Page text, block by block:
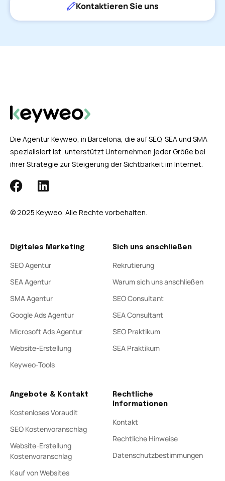
Kontaktieren Sie uns
Die Agentur Keyweo, in Barcelona, die auf SEO, SEA und SMA
spezialisiert ist, unterstützt Unternehmen jeder Größe bei
ihrer Strategie zur Steigerung der Sichtbarkeit im Internet.
© 2025 Keyweo. Alle Rechte vorbehalten.
Digitales Marketing
SEO Agentur
SEA Agentur
SMA Agentur
Google Ads Agentur
Microsoft Ads Agentur
Website-Erstellung
Keyweo-Tools
Sich uns anschließen
Rekrutierung
Warum sich uns anschließen
SEO Consultant
SEA Consultant
SEO Praktikum
SEA Praktikum
Angebote & Kontakt
Kostenloses Voraudit
SEO Kostenvoranschlag
Website-Erstellung
Kostenvoranschlag
Kauf von Websites
Rechtliche
Informationen
Kontakt
Rechtliche Hinweise
Datenschutzbestimmungen